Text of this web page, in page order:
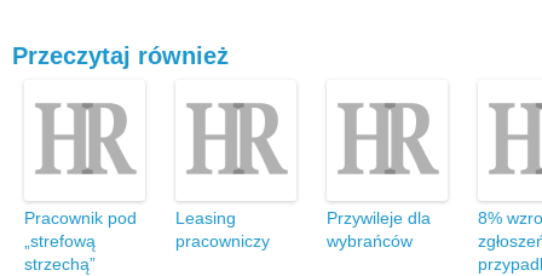
Przeczytaj również
Pracownik pod
„strefową
strzechą”
Leasing
pracowniczy
Przywileje dla
wybrańców
8%